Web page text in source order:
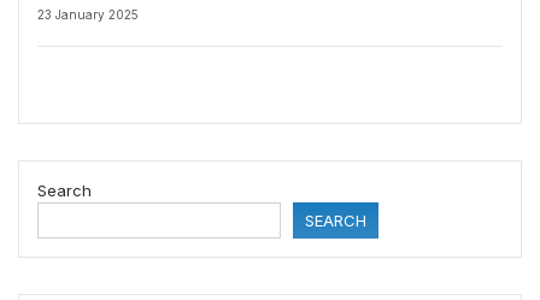
23 January 2025
Search
SEARCH